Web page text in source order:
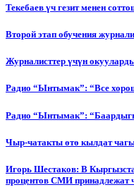
Текебаев үч гезит менен
Второй этап обучения
Журналисттер үчүн
Радио “Ынтымак”: “Все
Радио “Ынтымак”:
Чыр-чатакты өтө кылдат
Игорь Шестаков: В
процентов СМИ принадлежат